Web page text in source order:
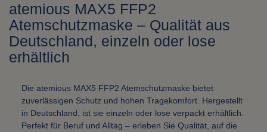
atemious MAX5 FFP2
Atemschutzmaske – Qualität aus
Deutschland, einzeln oder lose
erhältlich
Die atemious MAX5 FFP2 Atemschutzmaske bietet
zuverlässigen Schutz und hohen Tragekomfort. Hergestellt
in Deutschland, ist sie einzeln oder lose verpackt erhältlich.
Perfekt für Beruf und Alltag – erleben Sie Qualität, auf die